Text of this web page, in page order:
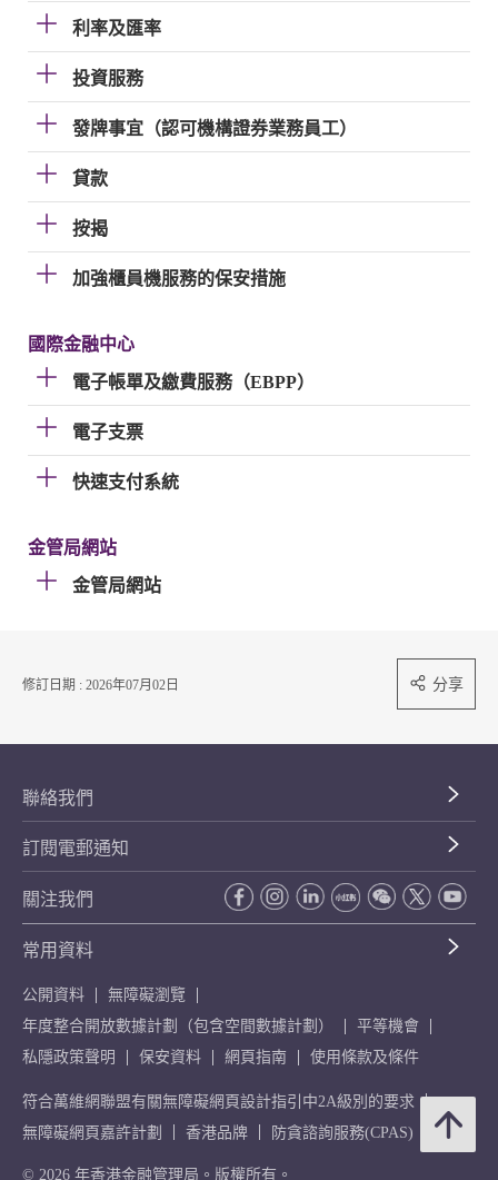
利率及匯率
投資服務
發牌事宜（認可機構證券業務員工）
貸款
按揭
加強櫃員機服務的保安措施
國際金融中心
電子帳單及繳費服務（EBPP）
電子支票
快速支付系統
金管局網站
金管局網站
修訂日期 : 2026年07月02日 分享
聯絡我們
訂閱電郵通知
關注我們
常用資料
公開資料
無障礙瀏覽
年度整合開放數據計劃（包含空間數據計劃）
平等機會
私隱政策聲明
保安資料 網頁指南 使用條款及條件
符合萬維網聯盟有關無障礙網頁設計指引中2A級別的要求
無障礙網頁嘉許計劃
香港品牌 防貪諮詢服務(CPAS)
© 2026 年香港金融管理局。版權所有。